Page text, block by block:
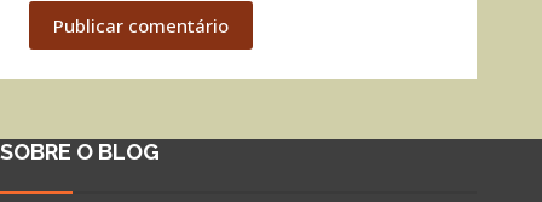
Publicar comentário
SOBRE O BLOG